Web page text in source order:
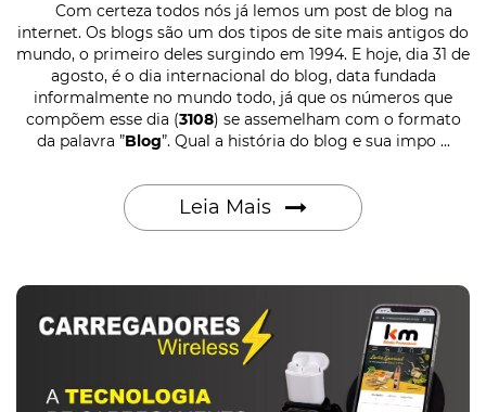
Com certeza todos nós já lemos um post de blog na
internet. Os blogs são um dos tipos de site mais antigos do
mundo, o primeiro deles surgindo em 1994. E hoje, dia 31 de
agosto, é o dia internacional do blog, data fundada
informalmente no mundo todo, já que os números que
compõem esse dia (3108) se assemelham com o formato
da palavra ”Blog”. Qual a história do blog e sua impo ...
Leia Mais